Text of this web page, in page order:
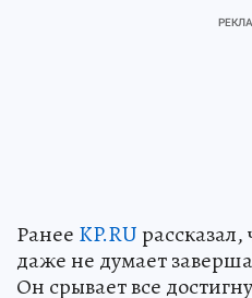
Ранее KP.RU
даже не думает
Он срывает все